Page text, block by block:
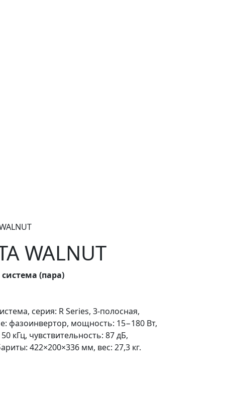
WALNUT
(пара)
серия: R Series, 3-полосная,
фазоинвертор, мощность: 15−180 Вт,
кГц, чувствительность: 87 дБ,
422×200×336 мм, вес: 27,3 кг.